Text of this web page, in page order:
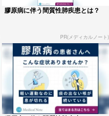
膠原病に伴う間質性肺疾患とは？
PR(メディカルノート)